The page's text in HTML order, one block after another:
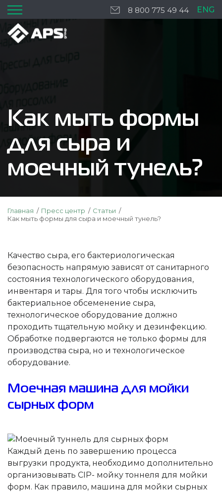
8 800 775 49 44 ENG
Как мыть формы
для сыра и
моечный тунель?
Главная Пресс центр
Статьи
Как мыть формы для сыра и моечный тунель?
Качество сыра, его бактериологическая
безопасность напрямую зависят от санитарного
состояния технологического оборудования,
инвентаря и тары. Для того чтобы исключить
бактериальное обсеменение сыра,
технологическое оборудование должно
проходить тщательную мойку и дезинфекцию.
Обработке подвергаются не только формы для
производства сыра, но и технологическое
оборудование.
Моечная машина для мойки
сырных форм
Каждый день по завершению процесса
выгрузки продукта, необходимо дополнительно
организовывать CIP- мойку тоннеля для мойки
форм. Как правило, машина для мойки сырных